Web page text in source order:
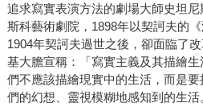
追求寫實表演方法的劇場大師史坦
斯科藝術劇院，1898年以契訶夫的
1904年契訶夫過世之後，卻面臨了
基大膽宣稱：「寫實主義及其描繪
們不應該描繪現實中的生活，而是
們的幻想、靈視模糊地感知到的生